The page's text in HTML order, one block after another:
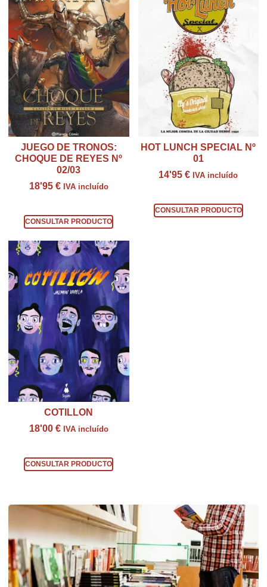
JUEGO DE TRONOS:
CHOQUE DE REYES Nº
02/03
18'95 € IVA incluído
CONSULTAR PRODUCTO
HOT LUNCH SPECIAL Nº
01
14'95€ IVA incluído
CONSULTAR PRODUCTO
COTILLON
18'00 € IVA incluído
CONSULTAR PRODUCTO